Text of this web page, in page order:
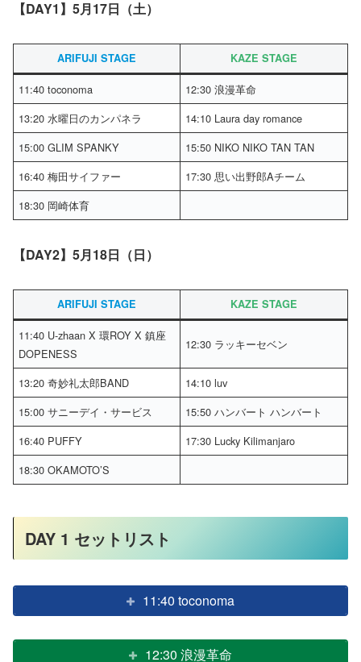
【DAY1】5月17日（土）
ARIFUJI STAGE KAZE STAGE
11:40 toconoma
12:30 浪漫革命
13:20 水曜日のカンパネラ
14:10 Laura day romance
15:00 GLIM SPANKY
15:50 NIKO NIKO TAN TAN
16:40 梅田サイファー
17:30 思い出野郎Aチーム
18:30 岡崎体育
【DAY2】5月18日（日）
ARIFUJI STAGE KAZE STAGE
11:40 U-zhaan X 環ROY X 鎮座
DOPENESS
12:30 ラッキーセベン
13:20 奇妙礼太郎BAND
14:10 luv
15:00 サニーデイ・サービス
15:50 ハンバート ハンバート
16:40 PUFFY
17:30 Lucky Kilimanjaro
18:30 OKAMOTO’S
DAY 1 セットリスト
11:40 toconoma
12:30 浪漫革命